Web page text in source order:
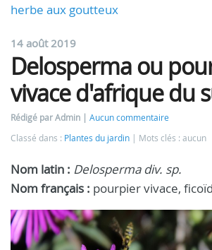
herbe aux goutteux
14 août 2019
Delosperma ou
vivace d'afrique du
Rédigé par Admin
Aucun commentaire
Classé dans : Plantes du jardin Mots clés : aucun
Nom latin : Delosperma div. sp.
Nom français : pourpier vivace,